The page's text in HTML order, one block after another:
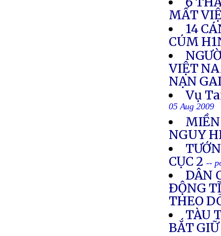
MẤT
14
CÚM
VIỆT
NẠN
Vụ
05 Aug 2009
NGUY
CỤC 2 --
DÂN
ÐỘNG
THEO
TÀU
BẮT